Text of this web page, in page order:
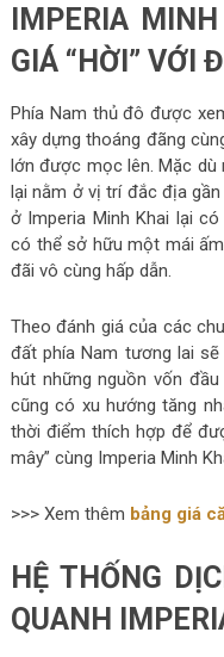
IMPERIA
GIÁ “HỜI” VỚI
Phía Nam thủ đô được
xây dựng thoáng đãng
lớn được mọc lên. Mặc dù
lại nằm ở vị trí đắc địa
ở Imperia Minh Khai lại
có thể sở hữu một mái
đãi vô cùng hấp dẫn.
Theo đánh giá của các
đất phía Nam tương lai
hút những nguồn vốn
cũng có xu hướng tăng
thời điểm thích hợp để
mây” cùng Imperia Minh
>>> Xem thêm bảng giá
HỆ THỐNG
QUANH